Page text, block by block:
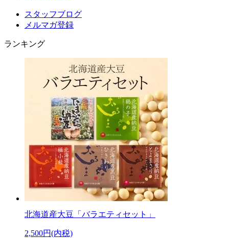
スタッフブログ
メルマガ登録
ランキング
北海道産大豆「バラエティセット」
2,500円(内税)